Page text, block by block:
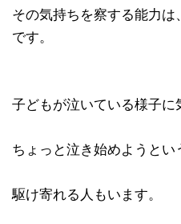
その気持ちを察する能力
です。
子どもが泣いている様子に
ちょっと泣き始めようとい
駆け寄れる人もいます。